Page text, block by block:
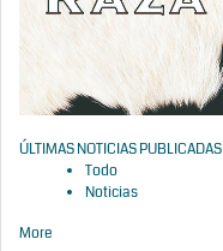
ÚLTIMAS NOTICIAS PUBLICADAS
Todo
Noticias
More